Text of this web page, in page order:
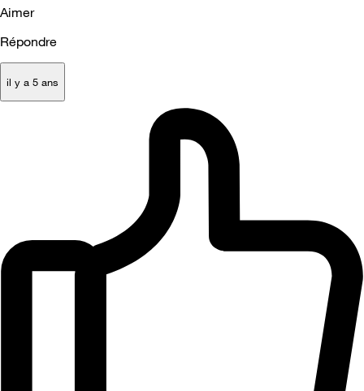
Aimer
Répondre
il y a 5 ans